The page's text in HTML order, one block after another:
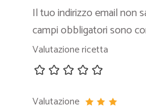
Il tuo indirizzo email non
campi obbligatori sono
Valutazione ricetta
Valutazione